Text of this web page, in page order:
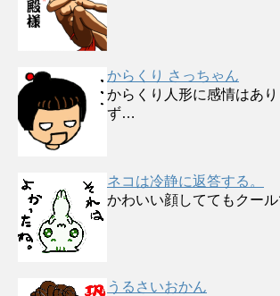
からくり さっちゃん
からくり人形に感情はあ
ず…
ネコは冷静に返答する。
かわいい顔しててもクール
うるさいおかん